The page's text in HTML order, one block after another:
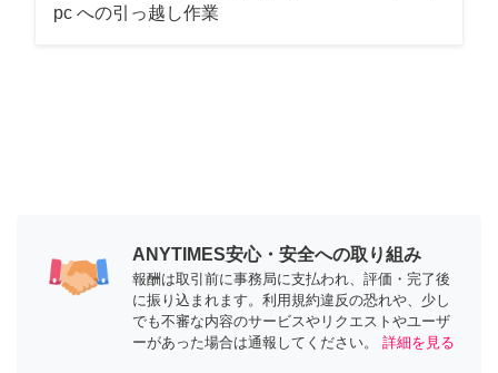
pc への引っ越し作業
ANYTIMES安心・安全への取り組み
報酬は取引前に事務局に支払われ、評価・完了後
に振り込まれます。利用規約違反の恐れや、少し
でも不審な内容のサービスやリクエストやユーザ
ーがあった場合は通報してください。
詳細を見る